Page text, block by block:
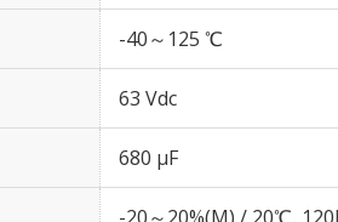
-40～125 ℃
63 Vdc
680 µF